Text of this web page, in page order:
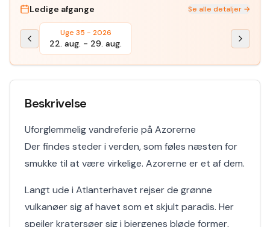
Ledige afgange Se alle detaljer →
Uge 35 - 2026
22. aug. - 29. aug.
Beskrivelse
Uforglemmelig vandreferie på Azorerne
Der findes steder i verden, som føles næsten for
smukke til at være virkelige. Azorerne er et af dem.
Langt ude i Atlanterhavet rejser de grønne
vulkanøer sig af havet som et skjult paradis. Her
spejler kratersøer sig i bjergenes bløde former,